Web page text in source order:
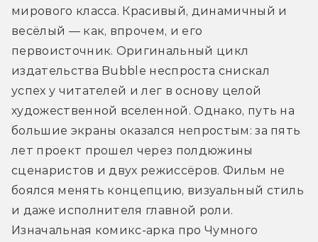
мирового класса. Красивый, динамичный и
весёлый — как, впрочем, и его
первоисточник. Оригинальный цикл
издательства Bubble неспроста снискал
успех у читателей и лег в основу целой
художественной вселенной. Однако, путь на
большие экраны оказался непростым: за пять
лет проект прошел через полдюжины
сценаристов и двух режиссёров. Фильм не
боялся менять концепцию, визуальный стиль
и даже исполнителя главной роли.
Изначальная комикс-арка про Чумного